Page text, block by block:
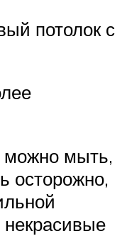
потолок с
можно мыть,
осторожно,
некрасивые